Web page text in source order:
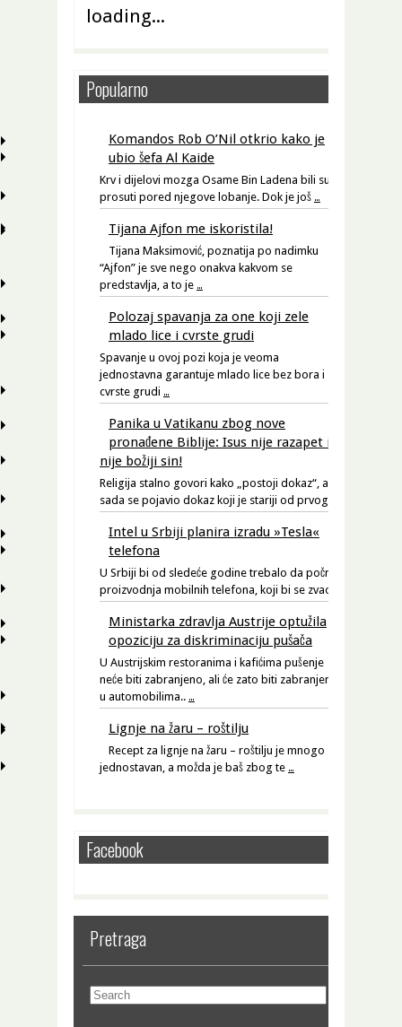
loading...
Popularno
Komandos Rob O’Nil otkrio kako je
ubio šefa Al Kaide
Krv i dijelovi mozga Osame Bin Ladena bili su
prosuti pored njegove lobanje. Dok je još …
Tijana Ajfon me iskoristila!
Tijana Maksimović, poznatija po nadimku
“Ajfon” je sve nego onakva kakvom se
predstavlja, a to je …
Polozaj spavanja za one koji zele
mlado lice i cvrste grudi
Spavanje u ovoj pozi koja je veoma
jednostavna garantuje mlado lice bez bora i
cvrste grudi …
Panika u Vatikanu zbog nove
pronađene Biblije: Isus nije razapet i
nije božiji sin!
Religija stalno govori kako „postoji dokaz“, a
sada se pojavio dokaz koji je stariji od prvog.
Intel u Srbiji planira izradu »Tesla«
telefona
U Srbiji bi od sledeće godine trebalo da počne
proizvodnja mobilnih telefona, koji bi se zvao
Ministarka zdravlja Austrije optužila
opoziciju za diskriminaciju pušača
U Austrijskim restoranima i kafićima pušenje
neće biti zabranjeno, ali će zato biti zabranjeno
u automobilima.. …
Lignje na žaru – roštilju
Recept za lignje na žaru – roštilju je mnogo
jednostavan, a možda je baš zbog te …
Facebook
Pretraga